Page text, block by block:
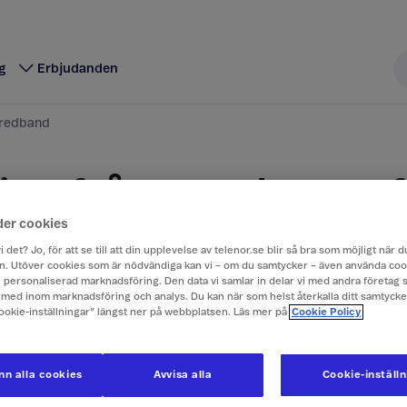
Erbjudanden
frågor och svar
bredband
de vanligaste frågorna och svaren om mobilt
och svar om mobilt bredband
cookies
det? Jo, för att se till att din upplevelse av telenor.se blir så bra som möjligt när
Utöver cookies som är nödvändiga kan vi – om du samtycker – även använda
personaliserad marknadsföring. Den data vi samlar in delar vi med andra företag
inom marknadsföring och analys. Du kan när som helst återkalla ditt
inställningar” längst ner på webbplatsen. Läs mer på Cookie Policy
Cookie-
Avvisa alla
alla cookies